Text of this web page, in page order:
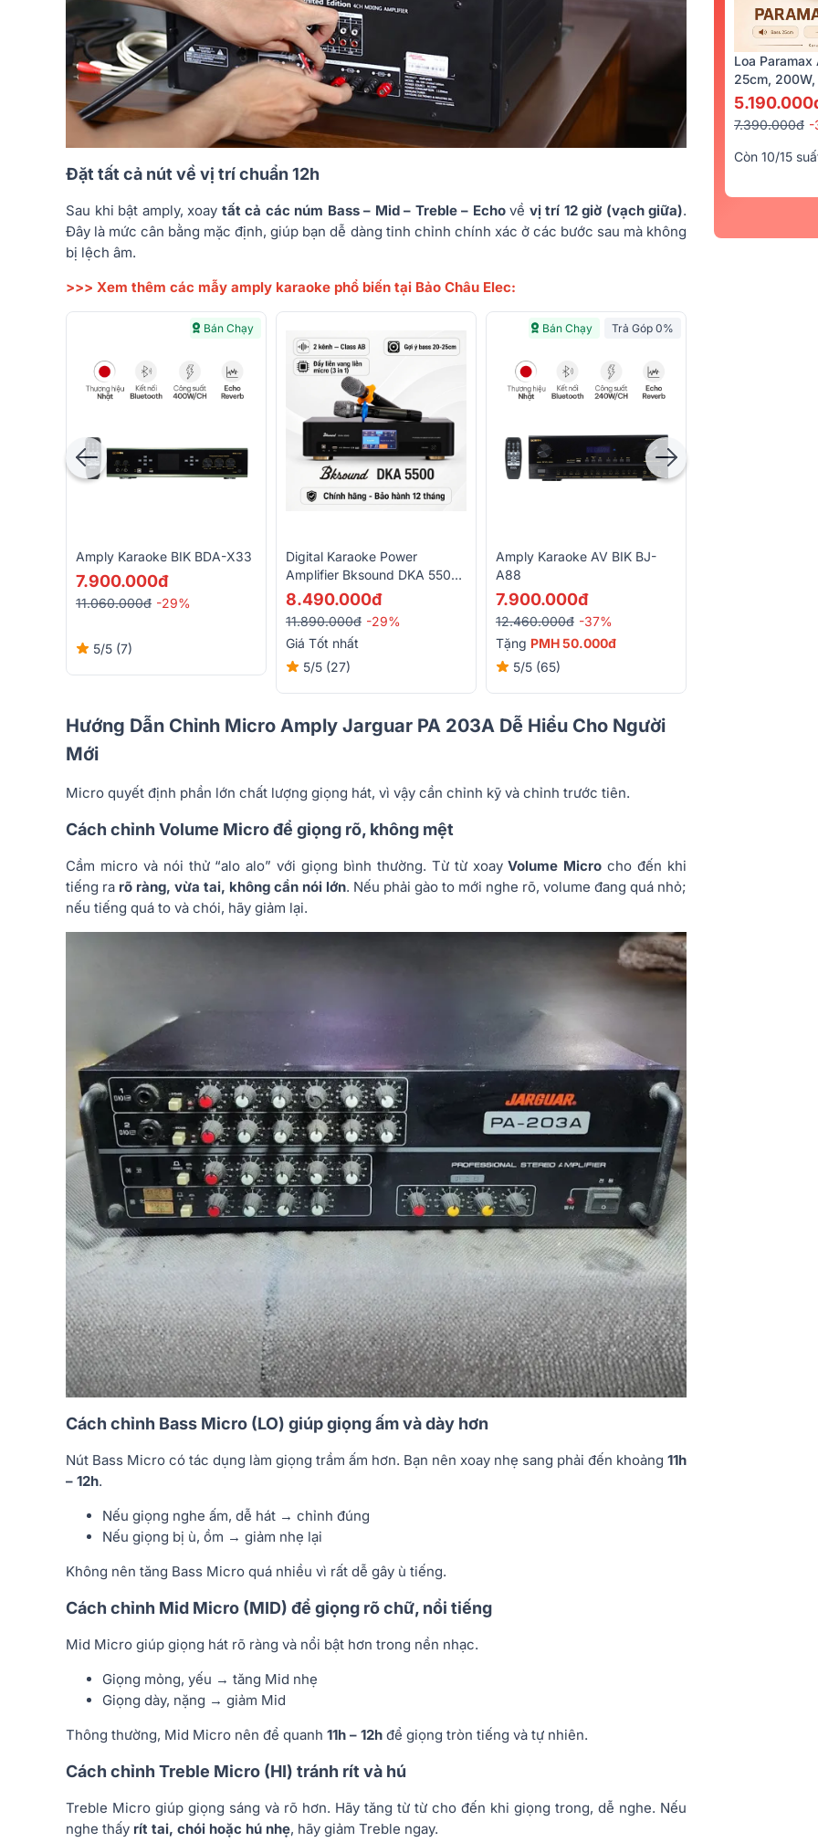
Đặt tất cả nút về vị trí chuẩn 12h
Sau khi bật amply, xoay tất cả các núm Bass – Mid – Treble – Echovề vị trí 12 giờ (vạch giữa).
Đây là mức cân bằng mặc định, giúp bạn dễ dàng tinh chỉnh chính xác ở các bước sau mà không
bị lệch âm.
>>> Xem thêm các mẫy amply karaoke phổ biến tại Bảo Châu Elec:
Bán Chạy
Amply Karaoke BIK BDA-X33
7.900.000đ
11.060.000đ -29%
5/5 (7)
Digital Karaoke Power
Amplifier Bksound DKA 5500
(2 Kênh, 250W, Kèm Micro
Không Dây)
8.490.000đ
11.890.000đ -29%
Giá Tốt nhất
5/5 (27)
Bán Chạy Trả Góp 0%
Amply Karaoke AV BIK BJ-
A88
7.900.000đ
12.460.000đ -37%
Tặng PMH 50.000đ
5/5 (65)
Hướng Dẫn Chỉnh Micro Amply Jarguar PA 203A Dễ Hiểu Cho Người
Mới
Micro quyết định phần lớn chất lượng giọng hát, vì vậy cần chỉnh kỹ và chỉnh trước tiên.
Cách chỉnh Volume Micro để giọng rõ, không mệt
Cầm micro và nói thử “alo alo” với giọng bình thường. Từ từ xoayVolume Micro cho đến khi
tiếng ra rõ ràng, vừa tai, không cần nói lớn. Nếu phải gào to mới nghe rõ, volume đang quá nhỏ;
nếu tiếng quá to và chói, hãy giảm lại.
Cách chỉnh Bass Micro (LO) giúp giọng ấm và dày hơn
Nút Bass Micro có tác dụng làm giọng trầm ấm hơn. Bạn nên xoay nhẹ sang phải đến khoảng 11h
– 12h.
Nếu giọng nghe ấm, dễ hát → chỉnh đúng
Nếu giọng bị ù, ồm → giảm nhẹ lại
Không nên tăng Bass Micro quá nhiều vì rất dễ gây ù tiếng.
Cách chỉnh Mid Micro (MID) để giọng rõ chữ, nổi tiếng
Mid Micro giúp giọng hát rõ ràng và nổi bật hơn trong nền nhạc.
Giọng mỏng, yếu → tăng Mid nhẹ
Giọng dày, nặng → giảm Mid
Thông thường, Mid Micro nên để quanh 11h – 12h để giọng tròn tiếng và tự nhiên.
Cách chỉnh Treble Micro (HI) tránh rít và hú
Treble Micro giúp giọng sáng và rõ hơn. Hãy tăng từ từ cho đến khi giọng trong, dễ nghe. Nếu
nghe thấy rít tai, chói hoặc hú nhẹ, hãy giảm Treble ngay.
Loa
25cm,
7.390.000đ -
Còn 10/15